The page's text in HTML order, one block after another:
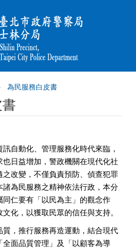
為民服務白皮書
自動化、管理服務化時代來臨，
也日益增加，警政機關在現代化社
改變，不僅負責預防、偵查犯罪
諸為民服務之精神依法行政，本分
同仁要有「以民為主」的觀念作
化，以獲取民眾的信任與支持。
，推行服務再造運動，結合現代
面品質管理」及「以顧客為導